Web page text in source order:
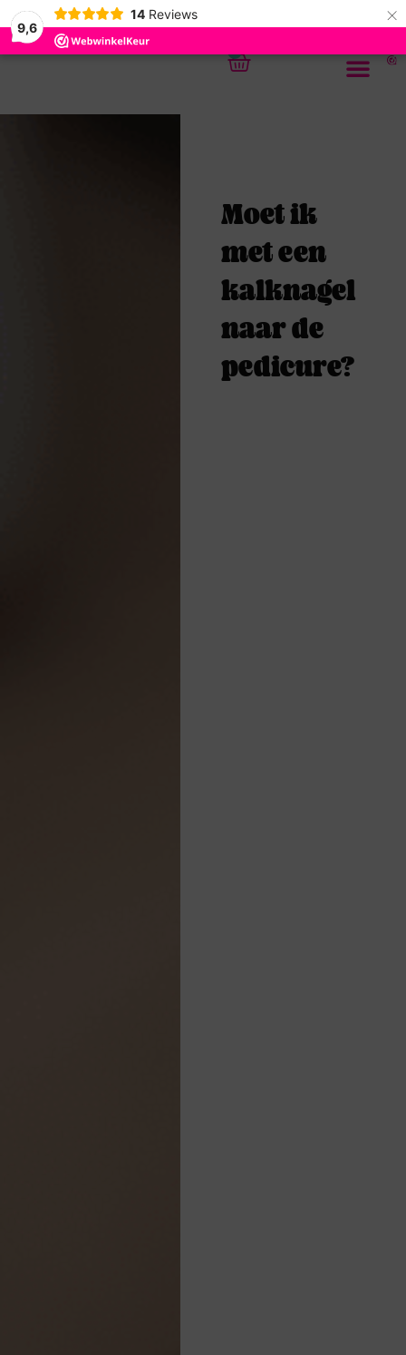
9,6
14 Reviews ×
Moet ik
met een
kalknagel
naar de
pedicure?